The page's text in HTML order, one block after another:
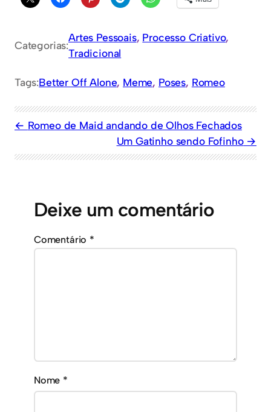
Categorias:
Artes Pessoais, Processo Criativo
Tradicional
Tags:Better Off Alone, Meme, Poses, Romeo
Romeo de Maid andando de Olhos Fechados
Um Gatinho sendo Fofinho
Deixe um comentário
Comentário *
Nome *